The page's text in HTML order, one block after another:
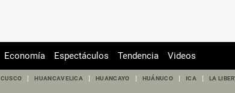
Economía Espectáculos Tendencia Videos
CUSCO HUANCAVELICA HUANCAYO HUÁNUCO ICA LA